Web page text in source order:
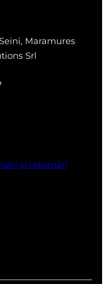
Maramures
Srl
și returnări